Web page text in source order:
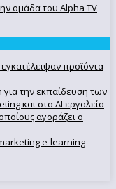
ομάδα του Alpha TV
προϊόντα
για την εκπαίδευση των
και στα AI εργαλεία
αγοράζει ο
e-learning